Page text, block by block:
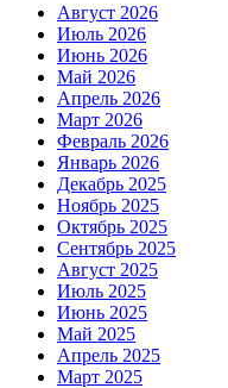
Август 2026
Июль 2026
Июнь 2026
Май 2026
Апрель 2026
Март 2026
Февраль 2026
Январь 2026
Декабрь 2025
Ноябрь 2025
Октябрь 2025
Сентябрь 2025
Август 2025
Июль 2025
Июнь 2025
Май 2025
Апрель 2025
Март 2025